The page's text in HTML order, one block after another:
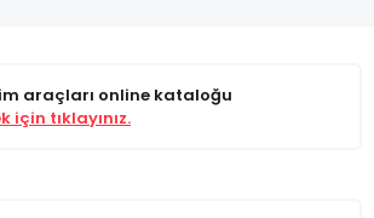
araçları online kataloğu
için tıklayınız.